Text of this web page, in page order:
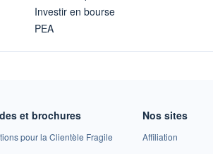
Investir en bourse
PEA
et brochures
pour la Clientèle Fragile
Nos sites
Affiliation